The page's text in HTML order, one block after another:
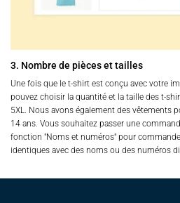
3. Nombre de pièces et tailles
Une fois que le t-shirt est conçu avec votre
pouvez choisir la quantité et la taille des t-
5XL. Nous avons également des vêtements
14 ans. Vous souhaitez passer une
fonction "Noms et numéros" pour
identiques avec des noms ou des numéros